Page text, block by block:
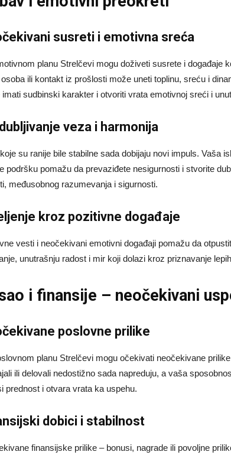
susreti i emotivna sreća
planu Strelčevi mogu doživeti susrete i događaje
ili kontakt iz prošlosti može uneti toplinu, sreću i
imati sudbinski karakter i otvoriti vrata emotivnoj sreći i
veza i harmonija
su ranije bile stabilne sada dobijaju novi impuls. Vaša
podršku pomažu da prevaziđete nesigurnosti i stvorite
međusobnog razumevanja i sigurnosti.
kroz pozitivne događaje
vesti i neočekivani emotivni događaji pomažu da
unutrašnju radost i mir koji dolazi kroz priznavanje
i finansije – neočekivani
poslovne prilike
planu Strelčevi mogu očekivati neočekivane
ili delovali nedostižno sada napreduju, a vaša
prednost i otvara vrata ka uspehu.
dobici i stabilnost
finansijske prilike – bonusi, nagrade ili povoljne